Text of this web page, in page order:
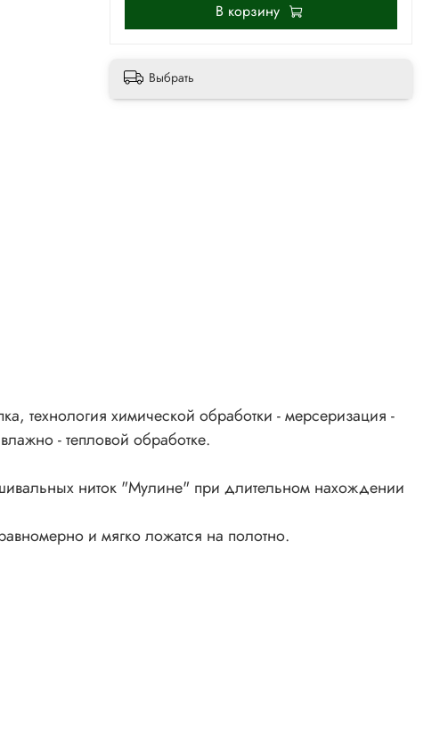
В корзину
Выбрать
технология химической обработки - мерсеризация -
- тепловой обработке.
ниток "Мулине" при длительном нахождении
и мягко ложатся на полотно.